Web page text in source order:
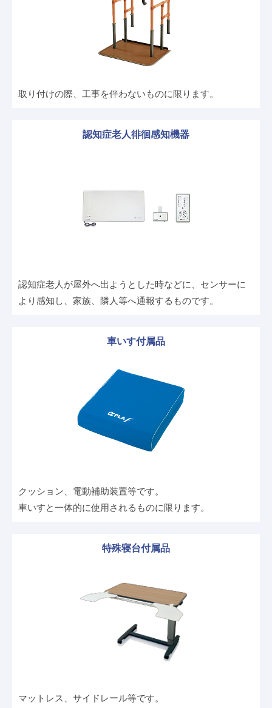
取り付けの際、工事を伴わないものに限ります。
認知症老人徘徊感知機器
認知症老人が屋外へ出ようとした時などに、センサーに
より感知し、家族、隣人等へ通報するものです。
車いす付属品
クッション、電動補助装置等です。
車いすと一体的に使用されるものに限ります。
特殊寝台付属品
マットレス、サイドレール等です。